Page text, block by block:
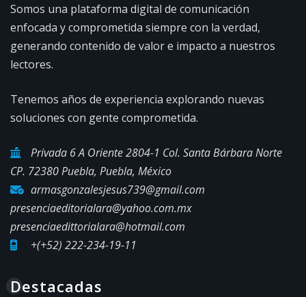
Somos una plataforma digital de comunicación
enfocada y comprometida siempre con la verdad,
generando contenido de valor e impacto a nuestros
lectores.
Tenemos años de experiencia explorando nuevas
soluciones con gente comprometida.
Privada 6 A Oriente 2804-1 Col. Santa Bárbara Norte
CP. 72380 Puebla, Puebla, México
armasgonzalesjesus739@gmail.com
presenciaeditorialara@yahoo.com.mx
presenciaedittorialara@hotmail.com
+(+52) 222-234-19-11
Destacadas